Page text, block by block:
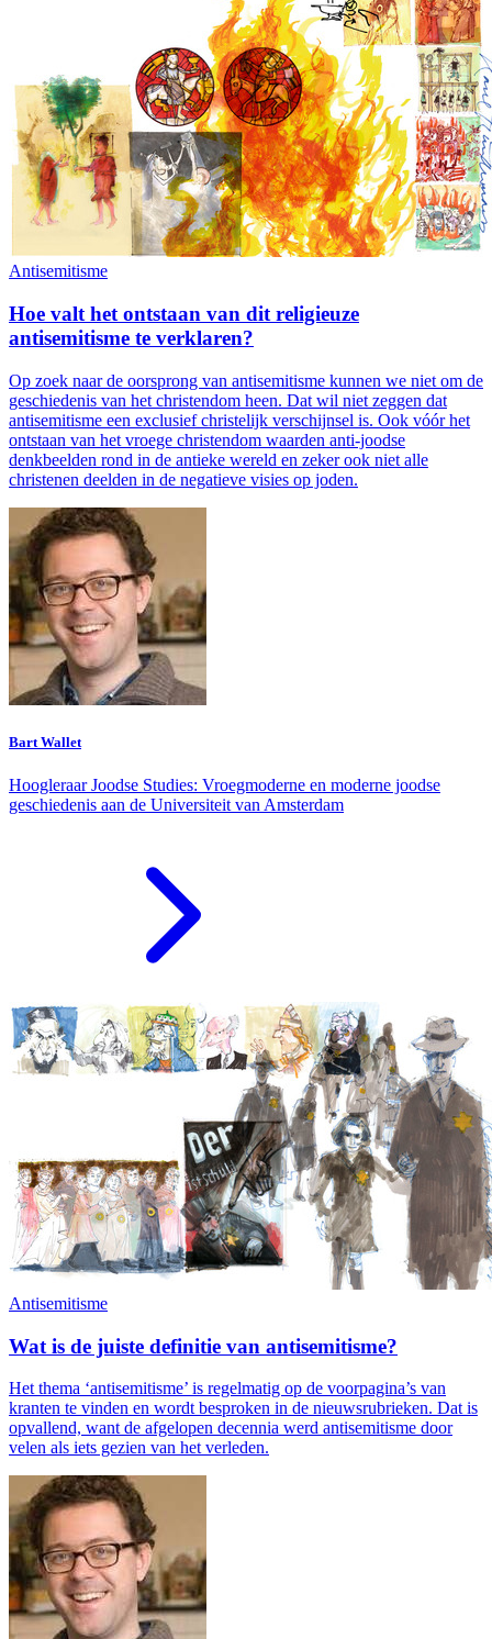
Antisemitisme
Hoe valt het ontstaan van dit religieuze
antisemitisme te verklaren?
Op zoek naar de oorsprong van antisemitisme kunnen we niet om de
geschiedenis van het christendom heen. Dat wil niet zeggen dat
antisemitisme een exclusief christelijk verschijnsel is. Ook vóór het
ontstaan van het vroege christendom waarden anti-joodse
denkbeelden rond in de antieke wereld en zeker ook niet alle
christenen deelden in de negatieve visies op joden.
Bart Wallet
Hoogleraar Joodse Studies: Vroegmoderne en moderne joodse
geschiedenis aan de Universiteit van Amsterdam
Antisemitisme
Wat is de juiste definitie van antisemitisme?
Het thema ‘antisemitisme’ is regelmatig op de voorpagina’s van
kranten te vinden en wordt besproken in de nieuwsrubrieken. Dat is
opvallend, want de afgelopen decennia werd antisemitisme door
velen als iets gezien van het verleden.